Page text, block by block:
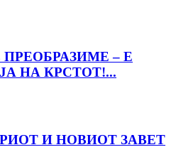
– Е
НА КРСТОТ!...
И НОВИОТ ЗАВЕТ